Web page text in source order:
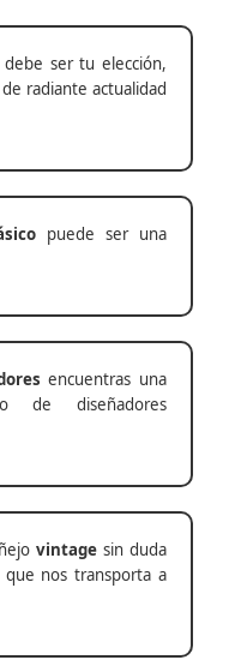
debe ser tu elección,
radiante actualidad
puede ser una
encuentras una
de diseñadores
vintage sin duda
nos transporta a